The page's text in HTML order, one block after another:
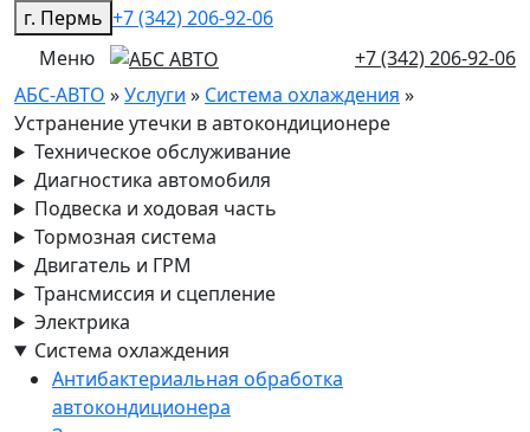
г. Пермь +7 (342) 206-92-06
Меню
+7 (342) 206-92-06
АБС-АВТО »Услуги » Система охлаждения »
Устранение утечки в автокондиционере
Техническое обслуживание
Диагностика автомобиля
Подвеска и ходовая часть
Тормозная система
Двигатель и ГРМ
Трансмиссия и сцепление
Электрика
Система охлаждения
Антибактериальная обработка
автокондиционера